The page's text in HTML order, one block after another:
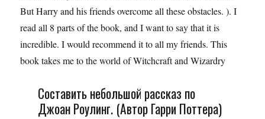
But Harry and his friends overcome all these obstacles. ). I
read all 8 parts of the book, and I want to say that it is
incredible. I would recommend it to all my friends. This
book takes me to the world of Witchcraft and Wizardry
Составить небольшой рассказ по
Джоан Роулинг. (Автор Гарри Поттера)